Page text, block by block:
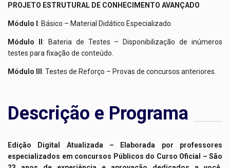
PROJETO ESTRUTURAL DE CONHECIMENTO AVANÇADO
Módulo I : Básico – Material Didático Especializado.
Módulo II : Bateria de Testes – Disponibilização de inúmeros
testes para fixação de conteúdo.
Módulo III : Testes de Reforço – Provas de concursos anteriores.
Descrição e Programa
Edição Digital Atualizada – Elaborada por professores
especializados em concursos Públicos do Curso Oficial – São